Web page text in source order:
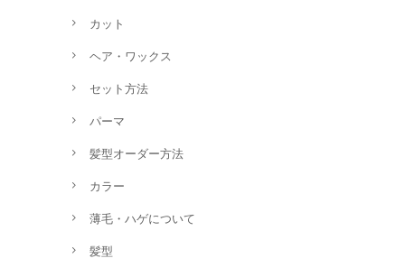
カット
ヘア・ワックス
セット方法
パーマ
髪型オーダー方法
カラー
薄毛・ハゲについて
髪型